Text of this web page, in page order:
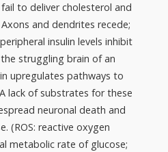
to deliver cholesterol and
and dendrites recede;
insulin levels inhibit
struggling brain of an
upregulates pathways to
lack of substrates for these
neuronal death and
(ROS: reactive oxygen
metabolic rate of glucose;